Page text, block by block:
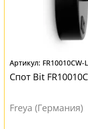
FR10010CW-
Спот Bit
Freya (Германия)